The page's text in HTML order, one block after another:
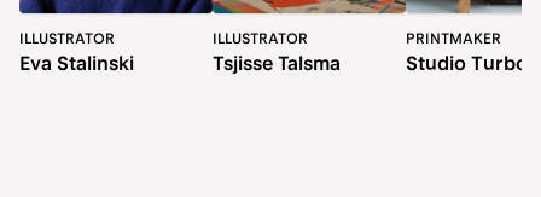
ILLUSTRATOR
Eva Stalinski
ILLUSTRATOR
Tsjisse Talsma
PRINTMAKER
Studio Turbo